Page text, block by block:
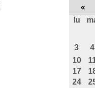
«
lu
3
4
10
17
24